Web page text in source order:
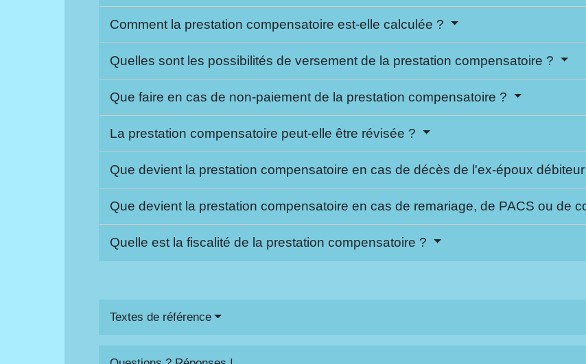
Comment la prestation compensatoire est-elle calculée ?
Quelles sont les possibilités de versement de la prestation compensatoire ?
Que faire en cas de non-paiement de la prestation compensatoire ?
La prestation compensatoire peut-elle être révisée ?
Que devient la prestation compensatoire en cas de décès de l'ex-époux
Que devient la prestation compensatoire en cas de remariage, de PACS ou de
Quelle est la fiscalité de la prestation compensatoire ?
Textes de référence